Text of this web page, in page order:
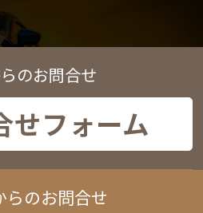
様からのお問い合わせ時
ス、電話番号等の個人情報
のお問合せ
せフォーム
らのお問合せ